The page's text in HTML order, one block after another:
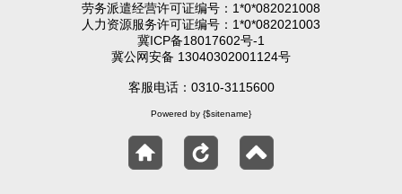
劳务派遣经营许可证编号：1*0*082021008
人力资源服务许可证编号：1*0*082021003
冀ICP备18017602号-1
冀公网安备 13040302001124号
客服电话：0310-3115600
Powered by {$sitename}